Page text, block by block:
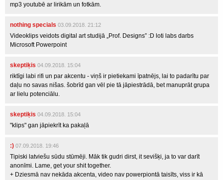
mp3 youtubē ar lirikām un fotkām.
nothing specials 03.09.2018. 21:12
Videoklips veidots digital art studijā „Prof. Designs” :D loti labs darbs
Microsoft Powerpoint
skeptiķis 04.09.2018. 15:04
riktīgi labi rifi un par akcentu - viņš ir pietiekami īpatnējs, lai to padarītu par
daļu no savas nišas. šobrīd gan vēl pie tā jāpiestrādā, bet manuprāt grupa
ar lielu potenciālu.
skeptiķis 04.09.2018. 15:04
"klips" gan jāpiekrīt ka pakaļā
:) 07.09.2018. 19:46
Tipiski latviešu sūdu stūmēji. Māk tik gudri dirst, it sevišķi, ja to var darīt
anonīmi. Lame, get your shit together.
+ Dziesmā nav nekāda akcenta, video nav powerpiontā taisīts, viss ir kā